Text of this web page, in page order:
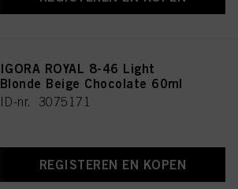
IGORA ROYAL 8-46 Light
Blonde Beige Chocolate 60ml
ID-nr. 3075171
REGISTEREN EN KOPEN